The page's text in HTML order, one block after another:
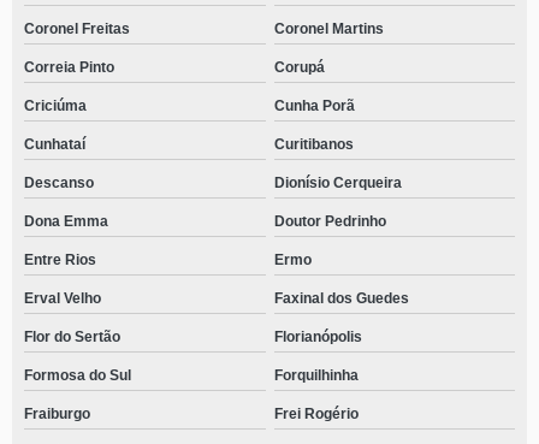
Coronel Freitas Coronel Martins
Correia Pinto Corupá
Criciúma Cunha Porã
Cunhataí Curitibanos
Descanso Dionísio Cerqueira
Dona Emma Doutor Pedrinho
Entre Rios Ermo
Erval Velho Faxinal dos Guedes
Flor do Sertão Florianópolis
Formosa do Sul Forquilhinha
Fraiburgo Frei Rogério